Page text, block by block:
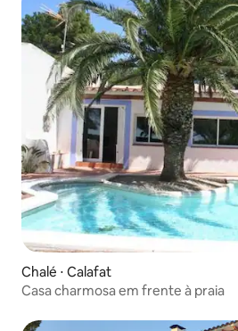
Chalé ⋅ Calafat
Casa charmosa em frente à praia